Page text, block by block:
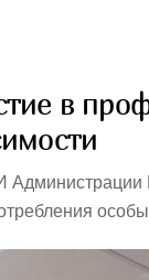
в